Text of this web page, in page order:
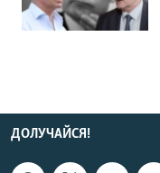
ДОЛУЧАЙСЯ!